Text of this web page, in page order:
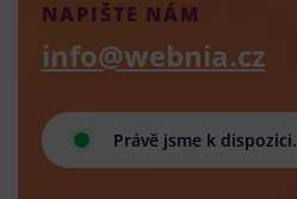
Právě jsme k dispozici.
NAPIŠTE NÁM
info@webnia.cz